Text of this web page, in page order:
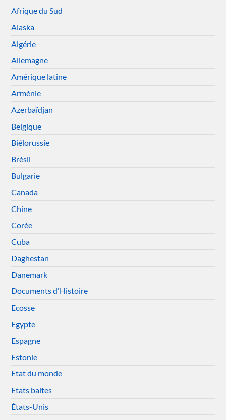
Afrique du Sud
Alaska
Algérie
Allemagne
Amérique latine
Arménie
Azerbaïdjan
Belgique
Biélorussie
Brésil
Bulgarie
Canada
Chine
Corée
Cuba
Daghestan
Danemark
Documents d'Histoire
Ecosse
Egypte
Espagne
Estonie
Etat du monde
Etats baltes
États-Unis